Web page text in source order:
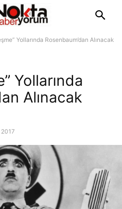
Yollarında Rosenbaum’dan Alınacak
Yollarında
Alınacak